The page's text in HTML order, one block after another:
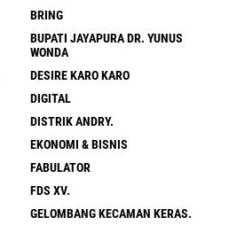
BRING
BUPATI JAYAPURA DR. YUNUS
WONDA
DESIRE KARO KARO
DIGITAL
DISTRIK ANDRY.
EKONOMI & BISNIS
FABULATOR
FDS XV.
GELOMBANG KECAMAN KERAS.